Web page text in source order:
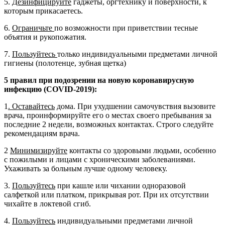
которым прикасаетесь.
6. Ограничьте по возможности при приветствии тесные
объятия и рукопожатия.
7. Пользуйтесь только индивидуальными предметами личной
гигиены (полотенце, зубная щетка)
5 правил при подозрении на новую коронавирусную
инфекцию (COVID-2019):
1 . Оставайтесь дома. При ухудшении самочувствия вызовите
врача, проинформируйте его о местах своего пребывания за
последние 2 недели, возможных контактах. Строго следуйте
рекомендациям врача.
2 Минимизируйте контакты со здоровыми людьми, особенно
с пожилыми и лицами с хроническими заболеваниями.
Ухаживать за больным лучше одному человеку.
3. Пользуйтесь при кашле или чихании одноразовой
салфеткой или платком, прикрывая рот. При их отсутствии
чихайте в локтевой сгиб.
4. Пользуйтесь индивидуальными предметами личной